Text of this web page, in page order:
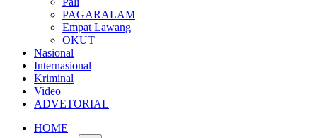
PAGARALAM
Empat Lawang
OKUT
Nasional
Internasional
Kriminal
Video
ADVETORIAL
HOME